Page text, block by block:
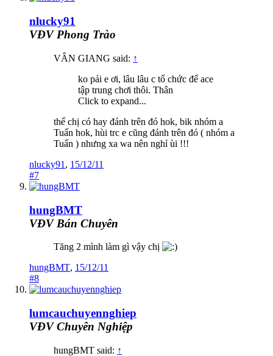
nlucky91
VĐV Phong Trào
VÂN GIANG said: ↑
ko pải e ơi, lâu lâu c tổ chức để ace
tập trung chơi thôi. Thân
Click to expand...
thế chị có hay đánh trên đó hok, bik nhóm a
Tuấn hok, hùi trc e cũng đánh trên đó ( nhóm a
Tuấn ) nhưng xa wa nên nghỉ ùi !!!
nlucky91 , 15/12/11
#7
hungBMT
VĐV Bán Chuyên
Tăng 2 mình làm gì vậy chị
hungBMT, 15/12/11
#8
lumcauchuyennghiep
VĐV Chuyên Nghiệp
hungBMT said: ↑